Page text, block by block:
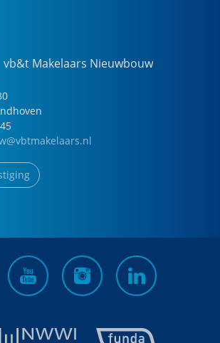
vb&t Makelaars Nieuwbouw